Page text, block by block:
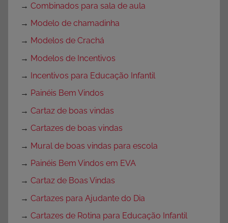
→ Combinados para sala de aula
→ Modelo de chamadinha
→ Modelos de Crachá
→ Modelos de Incentivos
→ Incentivos para Educação Infantil
→ Painéis Bem Vindos
→ Cartaz de boas vindas
→ Cartazes de boas vindas
→ Mural de boas vindas para escola
→ Painéis Bem Vindos em EVA
→ Cartaz de Boas Vindas
→ Cartazes para Ajudante do Dia
→ Cartazes de Rotina para Educação Infantil